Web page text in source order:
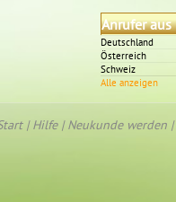
Anrufer aus
Deutschland
Österreich
Schweiz
Alle anzeigen
|Hilfe|Neukunde werden |